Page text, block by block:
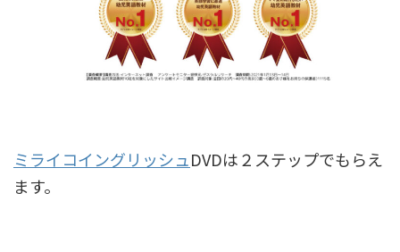
ミライコイングリッシュDVDは２ステップでもらえ
ます。